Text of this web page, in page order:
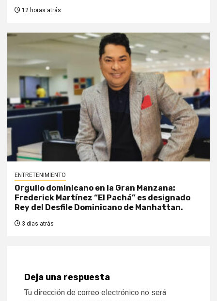
12 horas atrás
ENTRETENIMIENTO
Orgullo dominicano en la Gran Manzana:
Frederick Martínez “El Pachá” es designado
Rey del Desfile Dominicano de Manhattan.
3 días atrás
Deja una respuesta
Tu dirección de correo electrónico no será